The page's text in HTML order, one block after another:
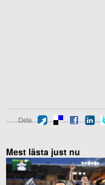
Dela
Mest lästa just nu